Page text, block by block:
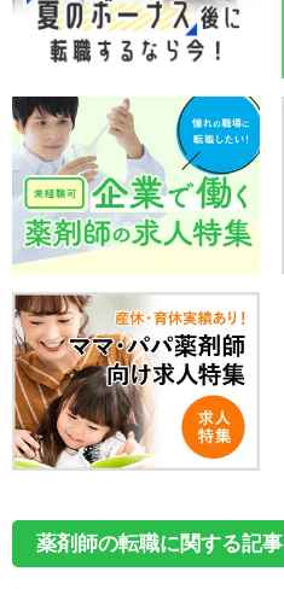
薬剤師の転職に関する記事